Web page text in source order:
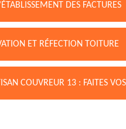
DES FACTURES
ET RÉFECTION TOITURE
COUVREUR 13 : FAITES